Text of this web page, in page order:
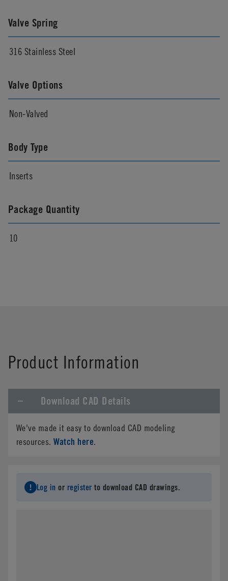
Valve Spring
316 Stainless Steel
Valve Options
Non-Valved
Body Type
Inserts
Package Quantity
10
Product Information
Download CAD Details
We've made it easy to download CAD modeling
resources.Watch here.
Log in or register to download CAD drawings.